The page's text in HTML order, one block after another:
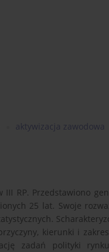
aktywizacja zawodowa
RP. Przedstawiono
25 lat. Swoje
kierunki i
zadań polityki